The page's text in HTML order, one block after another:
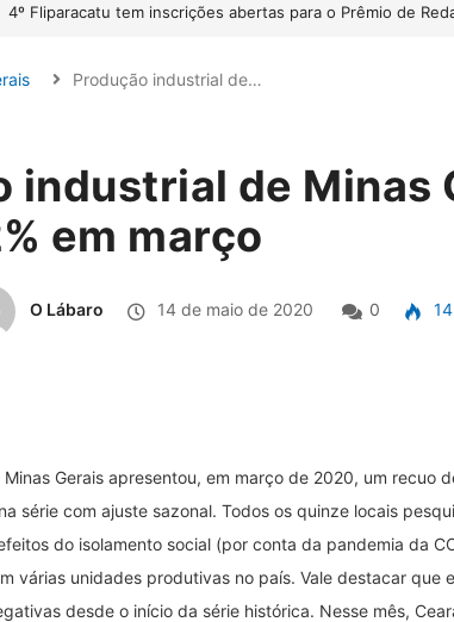
Paracatu caminha pelos 20 anos da Lei Maria da Penha
Produção industrial de…
industrial de Minas
em março
O Lábaro 14 de maio de 2020 0
Gerais apresentou, em março de 2020, um recuo
série com ajuste sazonal. Todos os quinze locais
do isolamento social (por conta da pandemia da
várias unidades produtivas no país. Vale destacar que
desde o início da série histórica. Nesse mês,